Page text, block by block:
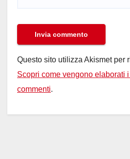
Questo sito utilizza Akismet per
Scopri come vengono elaborati
commenti.